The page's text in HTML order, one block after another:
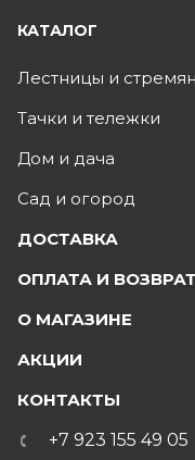
КАТАЛОГ
Лестницы и
Тачки и тележки
Дом и дача
Сад и огород
ДОСТАВКА
ОПЛАТА И ВОЗВРАТ
О МАГАЗИНЕ
АКЦИИ
КОНТАКТЫ
+7 923 155 49 05